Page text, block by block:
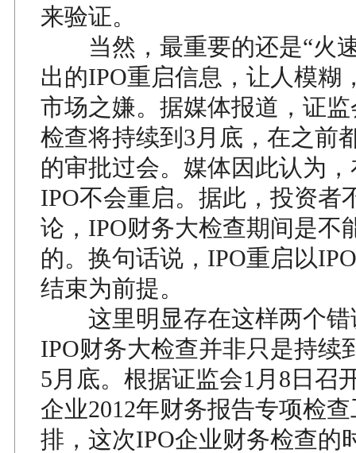
来验证。
当然，最重要的还是“火
出的IPO重启信息，让人模糊
市场之嫌。据媒体报道，证
检查将持续到3月底，在之前
的审批过会。媒体因此认为
IPO不会重启。据此，投资者
论，IPO财务大检查期间是不
的。换句话说，IPO重启以
结束为前提。
这里明显存在这样两个错
IPO财务大检查并非只是持续
5月底。根据证监会1月8日召
企业2012年财务报告专项检
排，这次IPO企业财务检查的